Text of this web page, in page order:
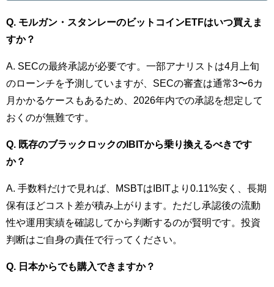
Q. モルガン・スタンレーのビットコインETFはいつ買えま
すか？
A. SECの最終承認が必要です。一部アナリストは4月上旬
のローンチを予測していますが、SECの審査は通常3〜6カ
月かかるケースもあるため、2026年内での承認を想定して
おくのが無難です。
Q. 既存のブラックロックのIBITから乗り換えるべきです
か？
A. 手数料だけで見れば、MSBTはIBITより0.11%安く、長期
保有ほどコスト差が積み上がります。ただし承認後の流動
性や運用実績を確認してから判断するのが賢明です。投資
判断はご自身の責任で行ってください。
Q. 日本からでも購入できますか？